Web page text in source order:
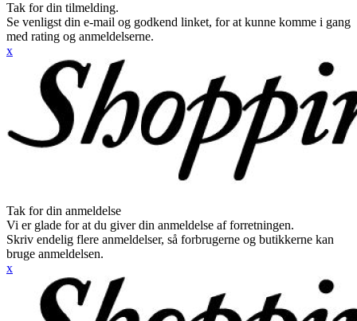
Tak for din tilmelding.
Se venligst din e-mail og godkend linket, for at kunne komme i gang
med rating og anmeldelserne.
x
Tak for din anmeldelse
Vi er glade for at du giver din anmeldelse af forretningen.
Skriv endelig flere anmeldelser, så forbrugerne og butikkerne kan
bruge anmeldelsen.
x